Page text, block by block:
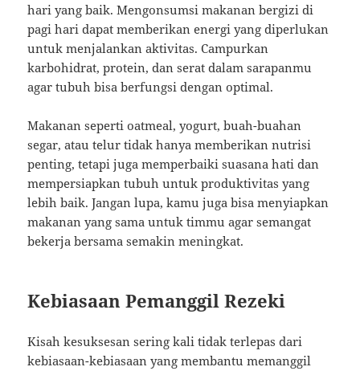
hari yang baik. Mengonsumsi makanan bergizi di
pagi hari dapat memberikan energi yang diperlukan
untuk menjalankan aktivitas. Campurkan
karbohidrat, protein, dan serat dalam sarapanmu
agar tubuh bisa berfungsi dengan optimal.
Makanan seperti oatmeal, yogurt, buah-buahan
segar, atau telur tidak hanya memberikan nutrisi
penting, tetapi juga memperbaiki suasana hati dan
mempersiapkan tubuh untuk produktivitas yang
lebih baik. Jangan lupa, kamu juga bisa menyiapkan
makanan yang sama untuk timmu agar semangat
bekerja bersama semakin meningkat.
Kebiasaan Pemanggil Rezeki
Kisah kesuksesan sering kali tidak terlepas dari
kebiasaan-kebiasaan yang membantu memanggil